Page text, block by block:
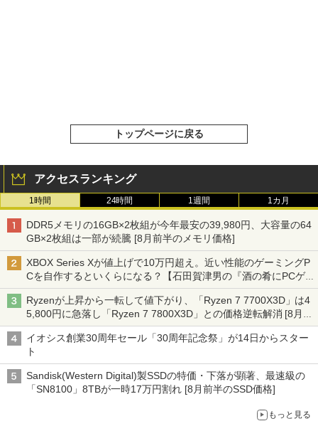
トップページに戻る
アクセスランキング
1時間 24時間 1週間 1カ月
DDR5メモリの16GB×2枚組が今年最安の39,980円、大容量の64
GB×2枚組は一部が続騰 [8月前半のメモリ価格]
XBOX Series Xが値上げで10万円超え。近い性能のゲーミングP
Cを自作するといくらになる？【石田賀津男の『酒の肴にPCゲ
ーム』】
Ryzenが上昇から一転して値下がり、「Ryzen 7 7700X3D」は4
5,800円に急落し「Ryzen 7 7800X3D」との価格逆転解消 [8月前
半のCPU価格]
イオシス創業30周年セール「30周年記念祭」が14日からスター
ト
Sandisk(Western Digital)製SSDの特価・下落が顕著、最速級の
「SN8100」8TBが一時17万円割れ [8月前半のSSD価格]
もっと見る